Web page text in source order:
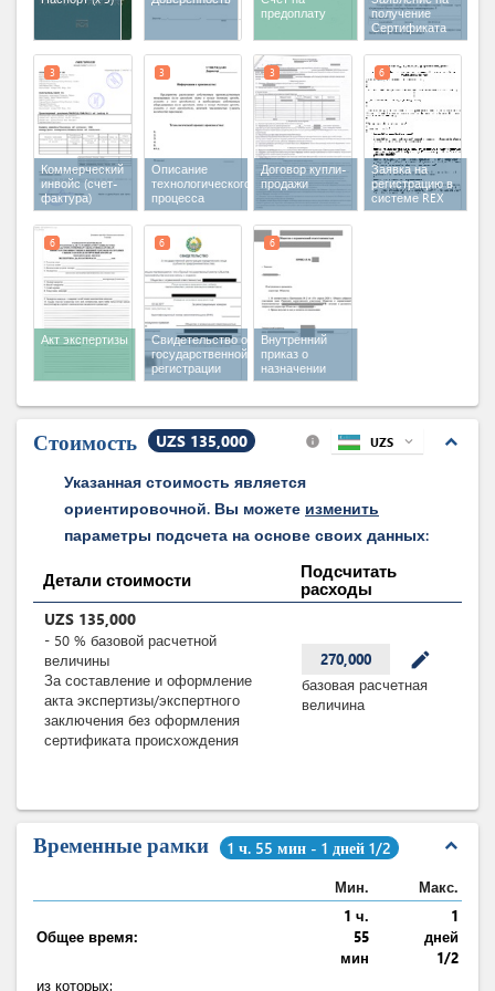
предоплату
получение
Сертификата
происхождения
на
экспортируемую
продукцию
Коммерческий
инвойс (счет-
фактура)
3
Описание
технологического
процесса
производства и
сведения об
объектах и
оборудовании
3
Договор купли-
продажи
3
Заявка на
регистрацию в
системе REX
6
Акт экспертизы
6
Свидетельство о
государственной
регистрации
6
Внутренний
приказ о
назначении
директора
6
Стоимость UZS 135,000 expand_less
info UZS expand_more
Указанная стоимость является
ориентировочной. Вы можете изменить
параметры подсчета на основе своих данных:
Детали стоимости
Подсчитать
расходы
UZS 135,000
- 50 % базовой расчетной
величины
За составление и оформление
акта экспертизы/экспертного
заключения без оформления
сертификата происхождения
270,000 mode_edit
базовая расчетная
величина
Временные рамки 1 ч. 55 мин - 1 дней 1/2 expand_less
Мин. Макс.
Общее время:
1 ч.
55
мин
1
дней
1/2
из которых: